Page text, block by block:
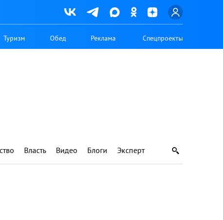
Туризм Обед Реклама Спецпроекты
Власть Видео Блоги Эксперт